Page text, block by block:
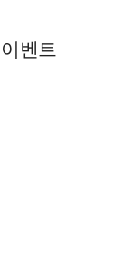
이벤트